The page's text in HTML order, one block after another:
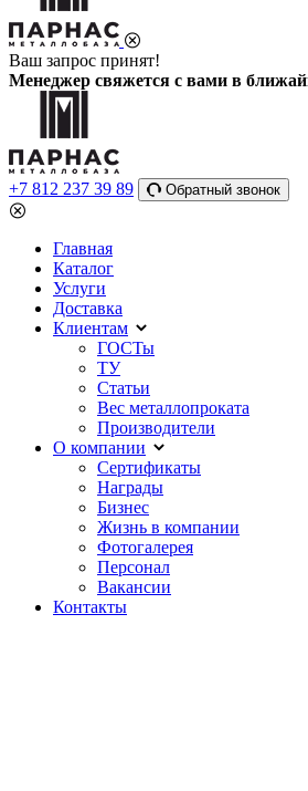
Ваш запрос принят!
Менеджер свяжется с вами в
+7 812 237 39 89 Обратный звонок
Главная
Каталог
Услуги
Доставка
Клиентам
ГОСТы
ТУ
Статьи
Вес металлопроката
Производители
О компании
Сертификаты
Награды
Бизнес
Жизнь в компании
Фотогалерея
Персонал
Вакансии
Контакты